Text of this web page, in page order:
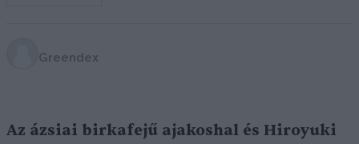
Greendex
Az ázsiai birkafejű ajakoshal és Hiroyuki